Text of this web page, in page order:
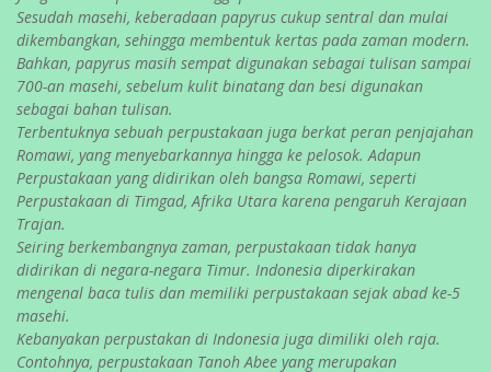
Sesudah masehi, keberadaan papyrus cukup sentral dan mulai
dikembangkan, sehingga membentuk kertas pada zaman modern.
Bahkan, papyrus masih sempat digunakan sebagai tulisan sampai
700-an masehi, sebelum kulit binatang dan besi digunakan
sebagai bahan tulisan.
Terbentuknya sebuah perpustakaan juga berkat peran penjajahan
Romawi, yang menyebarkannya hingga ke pelosok. Adapun
Perpustakaan yang didirikan oleh bangsa Romawi, seperti
Perpustakaan di Timgad, Afrika Utara karena pengaruh Kerajaan
Trajan.
Seiring berkembangnya zaman, perpustakaan tidak hanya
didirikan di negara-negara Timur. Indonesia diperkirakan
mengenal baca tulis dan memiliki perpustakaan sejak abad ke-5
masehi.
Kebanyakan perpustakan di Indonesia juga dimiliki oleh raja.
Contohnya, perpustakaan Tanoh Abee yang merupakan